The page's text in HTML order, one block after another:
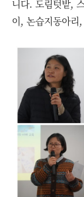
니다. 도림텃밭,
이, 논습지동아리